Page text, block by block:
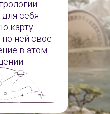
для себя
карту
по ней свое
в этом